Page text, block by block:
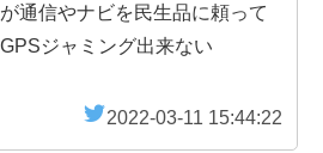
通信やナビを民生品に頼って
ジャミング出来ない
2022-03-11 15:44:22